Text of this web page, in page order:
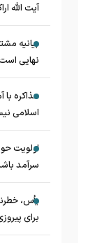
آیت الله
بیانیه
نهایی
مذاکره با
اسلامی
اولویت
سرآمد
یأس،
برای